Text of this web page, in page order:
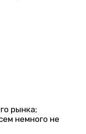
рынка;
немного не